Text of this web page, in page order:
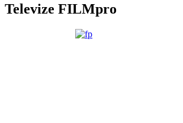
Televize FILMpro